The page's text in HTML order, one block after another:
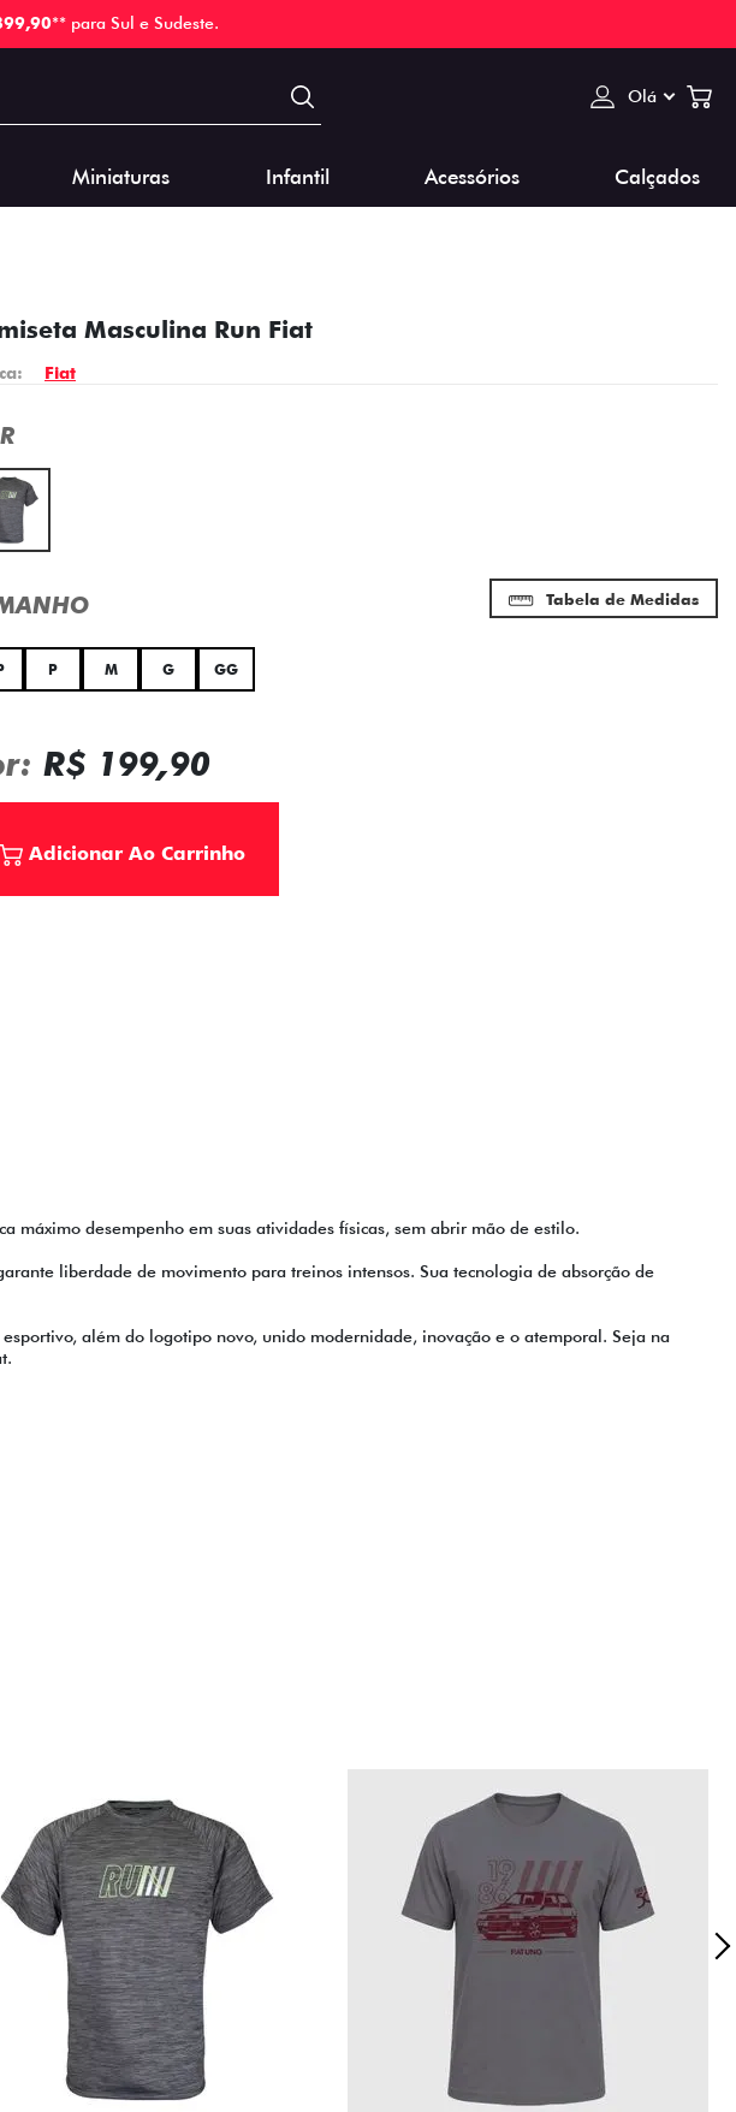
** para Sul e Sudeste.
Olá
Miniaturas Infantil Acessórios Calçados
Masculina Run Fiat
Fiat
Tabela de Medidas
P M G GG
R$ 199,90
Adicionar Ao Carrinho
máximo desempenho em suas atividades físicas, sem abrir mão de estilo.
liberdade de movimento para treinos intensos. Sua tecnologia de absorção de
além do logotipo novo, unido modernidade, inovação e o atemporal. Seja na